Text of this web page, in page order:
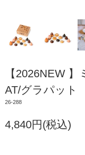
【2026NEW
AT/グラパット
26-288
4,840円(税込)